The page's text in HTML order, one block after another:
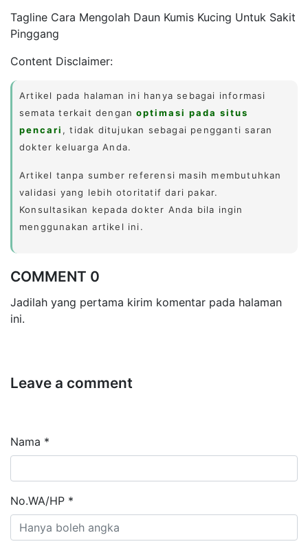
Tagline Cara Mengolah Daun Kumis Kucing Untuk Sakit
Pinggang
Content Disclaimer:
Artikel pada halaman ini hanya sebagai informasi
semata terkait denganoptimasi pada situs
pencari , tidak ditujukan sebagai pengganti saran
dokter keluarga Anda.
Artikel tanpa sumber referensi masih membutuhkan
validasi yang lebih otoritatif dari pakar.
Konsultasikan kepada dokter Anda bila ingin
menggunakan artikel ini.
COMMENT 0
Jadilah yang pertama kirim komentar pada halaman
ini.
Leave a comment
Nama *
No.WA/HP *